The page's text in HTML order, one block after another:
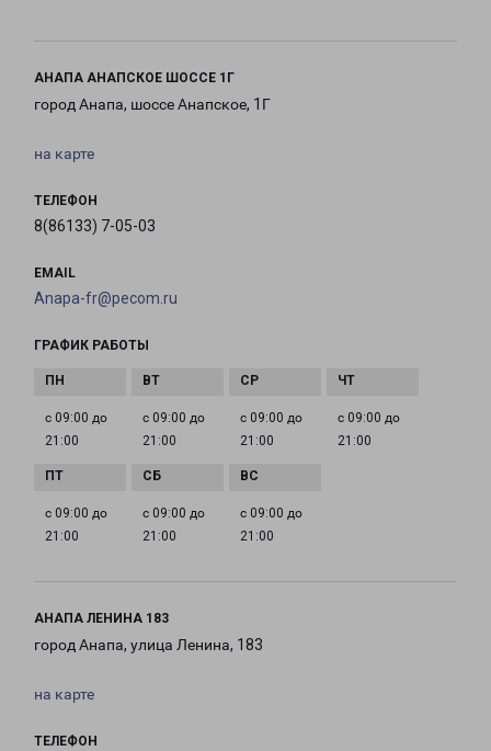
АНАПА АНАПСКОЕ ШОССЕ 1Г
город Анапа, шоссе Анапское, 1Г
на карте
ТЕЛЕФОН
8(86133) 7-05-03
EMAIL
Anapa-fr@pecom.ru
ГРАФИК РАБОТЫ
с 09:00 до
21:00
с 09:00 до
21:00
с 09:00 до
21:00
с 09:00 до
21:00
с 09:00 до
21:00
с 09:00 до
21:00
с 09:00 до
21:00
АНАПА ЛЕНИНА 183
город Анапа, улица Ленина, 183
на карте
ТЕЛЕФОН